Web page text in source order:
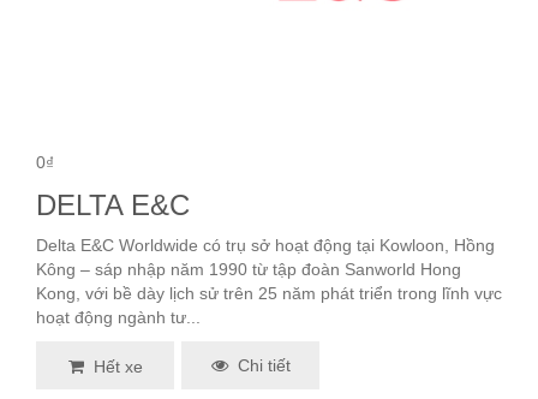
0₫
DELTA E&C
Delta E&C Worldwide có trụ sở hoạt động tại Kowloon, Hồng
Kông – sáp nhập năm 1990 từ tập đoàn Sanworld Hong
Kong, với bề dày lịch sử trên 25 năm phát triển trong lĩnh vực
hoạt động ngành tư...
Hết xe Chi tiết